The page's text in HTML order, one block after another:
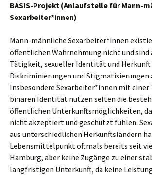
BASIS-Projekt (Anlaufstelle für Mann-
Sexarbeiter*innen)
Mann-männliche Sexarbeiter*innen
öffentlichen Wahrnehmung nicht und sind
Tätigkeit, sexueller Identität und Herkunft
Diskriminierungen und Stigmatisierungen
Insbesondere Sexarbeiter*innen mit einer
binären Identität nutzen selten die
öffentlichen Unterkunftsmöglichkeiten,
nicht akzeptiert und geschützt fühlen.
aus unterschiedlichen Herkunftsländern
Lebensmittelpunkt oftmals bereits seit
Hamburg, aber keine Zugänge zu einer
langfristigen Unterkunft, da keine